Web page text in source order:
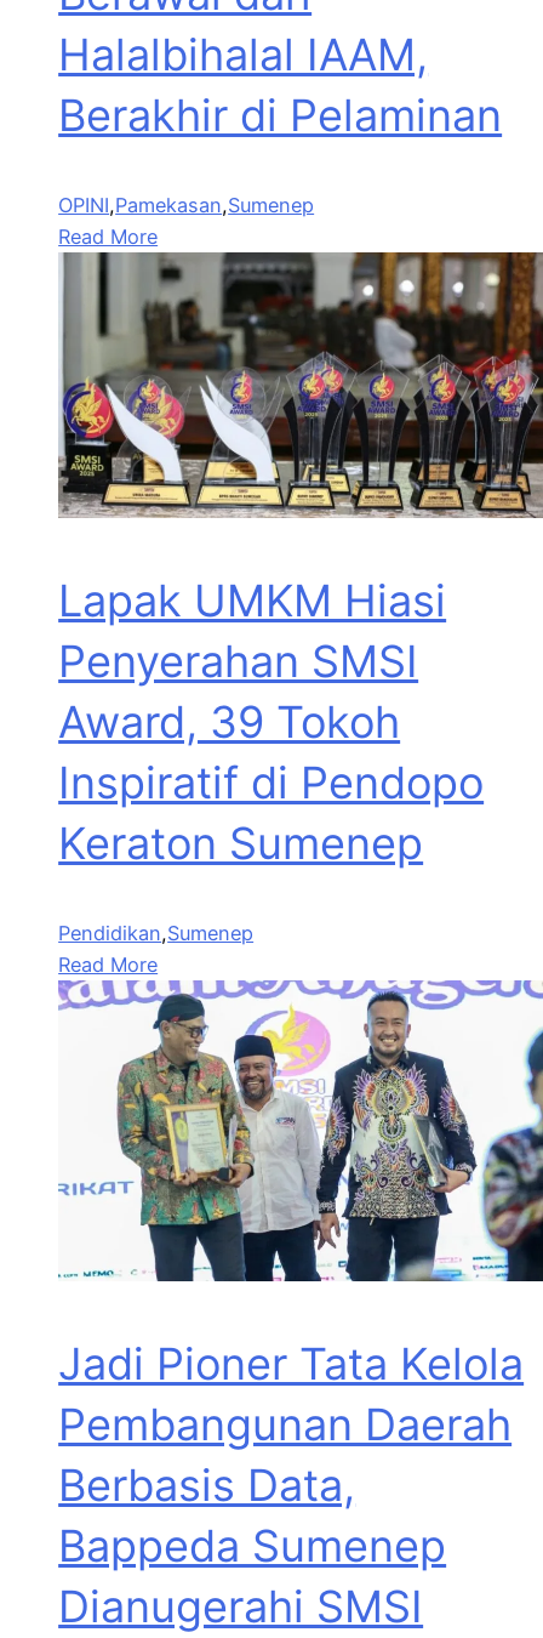
Halalbihalal IAAM,
Berakhir di Pelaminan
OPINI,Pamekasan,Sumenep
Read More
Lapak UMKM Hiasi
Penyerahan SMSI
Award, 39 Tokoh
Inspiratif di Pendopo
Keraton Sumenep
Pendidikan,Sumenep
Read More
Jadi Pioner Tata Kelola
Pembangunan Daerah
Berbasis Data,
Bappeda Sumenep
Dianugerahi SMSI